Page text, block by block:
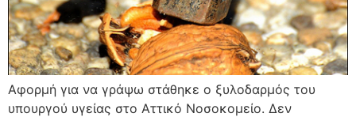
Αφορμή για να γράψω στάθηκε ο ξυλοδαρμός του
υπουργού υγείας στο Αττικό Νοσοκομείο. Δεν